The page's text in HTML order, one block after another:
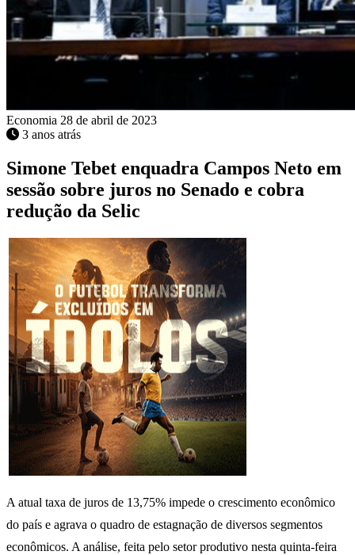
Economia 28 de abril de 2023
3 anos atrás
Simone Tebet enquadra Campos Neto em
sessão sobre juros no Senado e cobra
redução da Selic
A atual taxa de juros de 13,75% impede o crescimento econômico
do país e agrava o quadro de estagnação de diversos segmentos
econômicos. A análise, feita pelo setor produtivo nesta quinta-feira